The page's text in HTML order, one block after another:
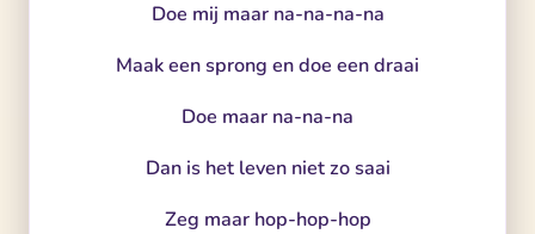
Doe mij maar na-na-na-na
Maak een sprong en doe een draai
Doe maar na-na-na
Dan is het leven niet zo saai
Zeg maar hop-hop-hop